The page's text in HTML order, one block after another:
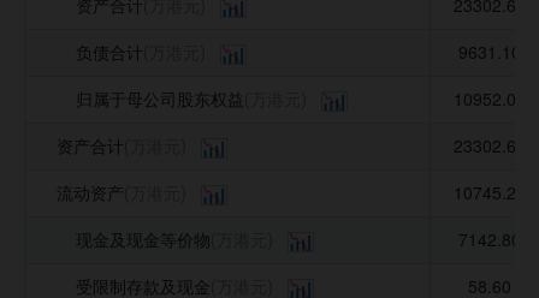
资产合计
23302.60
负债合计
9631.10
归属于母公司股东权益
10952.00
资产合计
23302.60
流动资产
10745.20
现金及现金等价物
7142.80
受限制存款及现金
58.60